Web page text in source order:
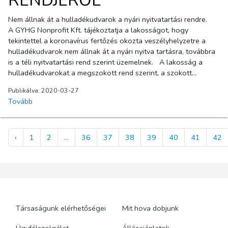
Nem állnak át a hulladékudvarok a nyári nyitvatartási rendre.
A GYHG Nonprofit Kft. tájékoztatja a lakosságot, hogy
tekintettel a koronavírus fertőzés okozta veszélyhelyzetre a
hulladékudvarok nem állnak át a nyári nyitva tartásra, továbbra
is a téli nyitvatartási rend szerint üzemelnek. A lakosság a
hulladékudvarokat a megszokott rend szerint, a szokott
egészségének védelme érdekében a hulladékudvarokban
egyszerre egy ügyfél tartózkodhat, a többieknek az udvar előtt
kell várakozniuk a belépésre. A hulladékudvarok nyitvatartási
rendje pdf formátumban ide kattintva letölthető.
Publikálva: 2020-03-27
Tovább
‹ 1 2 ... 36 37 38 39 40 41 42
Társaságunk elérhetőségei
Mit hova dobjunk